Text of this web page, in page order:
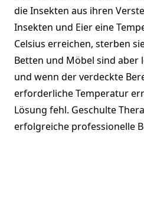
die Insekten aus ihren
Insekten und Eier eine
Celsius erreichen, sterben
Betten und Möbel sind aber
und wenn der verdeckte
erforderliche Temperatur
Lösung fehl. Geschulte
erfolgreiche professionelle